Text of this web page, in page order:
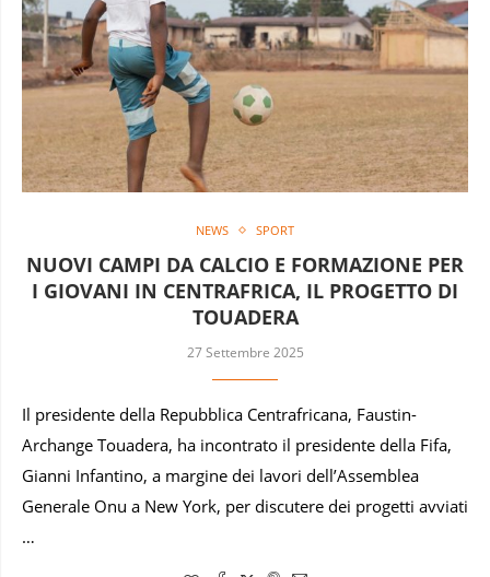
NEWS SPORT
NUOVI CAMPI DA CALCIO E FORMAZIONE PER
I GIOVANI IN CENTRAFRICA, IL PROGETTO DI
TOUADERA
27 Settembre 2025
Il presidente della Repubblica Centrafricana, Faustin-
Archange Touadera, ha incontrato il presidente della Fifa,
Gianni Infantino, a margine dei lavori dell’Assemblea
Generale Onu a New York, per discutere dei progetti avviati
…